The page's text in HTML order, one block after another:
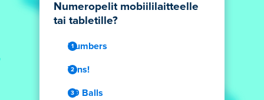
Numeropelit mobiililaitteelle
tai tabletille?
Numbers
Tens!
99 Balls